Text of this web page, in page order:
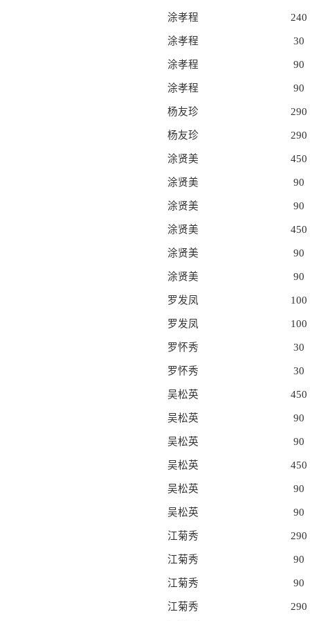
涂孝程 240
涂孝程 30
涂孝程 90
涂孝程 90
杨友珍 290
杨友珍 290
涂贤美 450
涂贤美 90
涂贤美 90
涂贤美 450
涂贤美 90
涂贤美 90
罗发凤 100
罗发凤 100
罗怀秀 30
罗怀秀 30
吴松英 450
吴松英 90
吴松英 90
吴松英 450
吴松英 90
吴松英 90
江菊秀 290
江菊秀 90
江菊秀 90
江菊秀 290